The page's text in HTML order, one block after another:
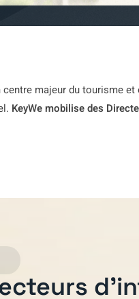
centre majeur du tourisme
KeyWe mobilise des